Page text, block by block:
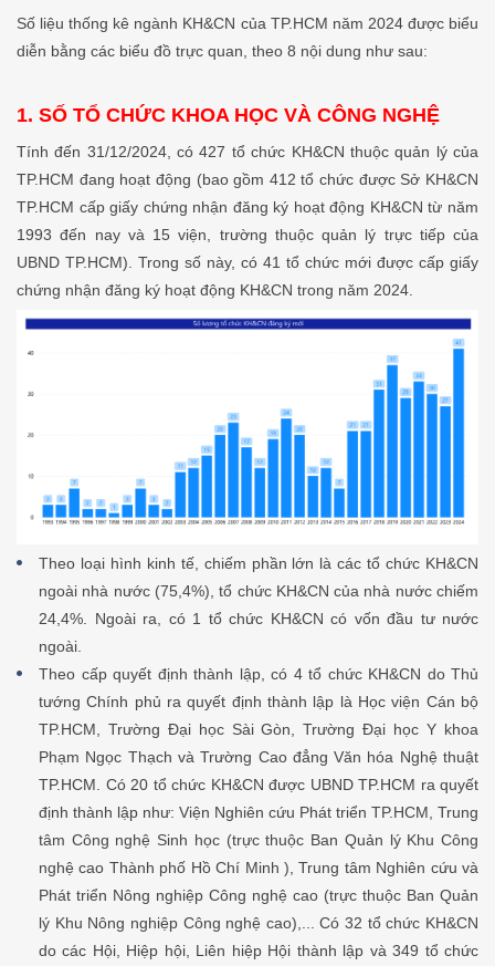
Số liệu thống kê ngành KH&CN của TP.HCM năm 2024 được biểu
diễn bằng các biểu đồ trực quan, theo 8 nội dung như sau:
1. SỐ TỔ CHỨC KHOA HỌC VÀ CÔNG NGHỆ
Tính đến 31/12/2024, có 427 tổ chức KH&CN thuộc quản lý của
TP.HCM đang hoạt động (bao gồm 412 tổ chức được Sở KH&CN
TP.HCM cấp giấy chứng nhận đăng ký hoạt động KH&CN từ năm
1993 đến nay và 15 viện, trường thuộc quản lý trực tiếp của
UBND TP.HCM). Trong số này, có 41 tổ chức mới được cấp giấy
chứng nhận đăng ký hoạt động KH&CN trong năm 2024.
Theo loại hình kinh tế, chiếm phần lớn là các tổ chức KH&CN
ngoài nhà nước (75,4%), tổ chức KH&CN của nhà nước chiếm
24,4%. Ngoài ra, có 1 tổ chức KH&CN có vốn đầu tư nước
ngoài.
Theo cấp quyết định thành lập, có 4 tổ chức KH&CN do Thủ
tướng Chính phủ ra quyết định thành lập là Học viện Cán bộ
TP.HCM, Trường Đại học Sài Gòn, Trường Đại học Y khoa
Phạm Ngọc Thạch và Trường Cao đẳng Văn hóa Nghệ thuật
TP.HCM. Có 20 tổ chức KH&CN được UBND TP.HCM ra quyết
định thành lập như: Viện Nghiên cứu Phát triển TP.HCM, Trung
tâm Công nghệ Sinh học (trực thuộc Ban Quản lý Khu Công
nghệ cao Thành phố Hồ Chí Minh ), Trung tâm Nghiên cứu và
Phát triển Nông nghiệp Công nghệ cao (trực thuộc Ban Quản
lý Khu Nông nghiệp Công nghệ cao),... Có 32 tổ chức KH&CN
do các Hội, Hiệp hội, Liên hiệp Hội thành lập và 349 tổ chức